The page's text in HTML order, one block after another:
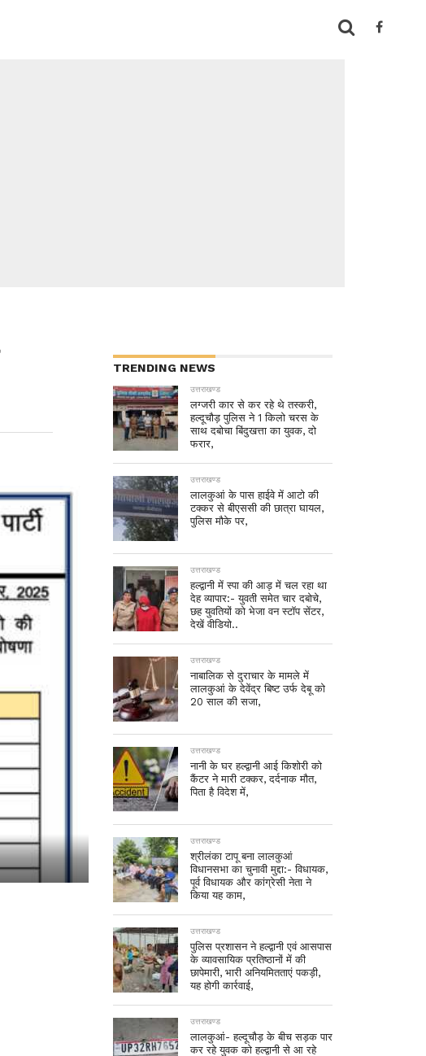
TRENDING NEWS
उत्तराखण्ड
लग्जरी कार से कर रहे थे तस्करी,
हल्दूचौड़ पुलिस ने 1 किलो चरस के
साथ दबोचा बिंदुखत्ता का युवक, दो
फरार,
उत्तराखण्ड
लालकुआं के पास हाईवे में आटो की
टक्कर से बीएससी की छात्रा घायल,
पुलिस मौके पर,
उत्तराखण्ड
हल्द्वानी में स्पा की आड़ में चल रहा था
देह व्यापार:- युवती समेत चार दबोचे,
छह युवतियों को भेजा वन स्टॉप सेंटर,
देखें वीडियो..
उत्तराखण्ड
नाबालिक से दुराचार के मामले में
लालकुआं के देवेंद्र बिष्ट उर्फ देबू को
20 साल की सजा,
उत्तराखण्ड
नानी के घर हल्द्वानी आई किशोरी को
कैंटर ने मारी टक्कर, दर्दनाक मौत,
पिता है विदेश में,
उत्तराखण्ड
श्रीलंका टापू बना लालकुआं
विधानसभा का चुनावी मुद्दा:- विधायक,
पूर्व विधायक और कांग्रेसी नेता ने
किया यह काम,
उत्तराखण्ड
पुलिस प्रशासन ने हल्द्वानी एवं आसपास
के व्यावसायिक प्रतिष्ठानों में की
छापेमारी, भारी अनियमितताएं पकड़ी,
यह होगी कार्रवाई,
उत्तराखण्ड
लालकुआं- हल्दूचौड़ के बीच सड़क पार
कर रहे युवक को हल्द्वानी से आ रहे